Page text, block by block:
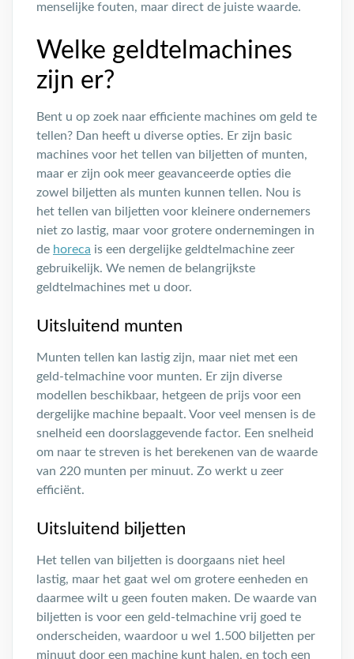
menselijke fouten, maar direct de juiste waarde.
Welke geldtelmachines
zijn er?
Bent u op zoek naar efficiente machines om geld te
tellen? Dan heeft u diverse opties. Er zijn basic
machines voor het tellen van biljetten of munten,
maar er zijn ook meer geavanceerde opties die
zowel biljetten als munten kunnen tellen. Nou is
het tellen van biljetten voor kleinere ondernemers
niet zo lastig, maar voor grotere ondernemingen in
de horeca is een dergelijke geldtelmachine zeer
gebruikelijk. We nemen de belangrijkste
geldtelmachines met u door.
Uitsluitend munten
Munten tellen kan lastig zijn, maar niet met een
geld-telmachine voor munten. Er zijn diverse
modellen beschikbaar, hetgeen de prijs voor een
dergelijke machine bepaalt. Voor veel mensen is de
snelheid een doorslaggevende factor. Een snelheid
om naar te streven is het berekenen van de waarde
van 220 munten per minuut. Zo werkt u zeer
efficiënt.
Uitsluitend biljetten
Het tellen van biljetten is doorgaans niet heel
lastig, maar het gaat wel om grotere eenheden en
daarmee wilt u geen fouten maken. De waarde van
biljetten is voor een geld-telmachine vrij goed te
onderscheiden, waardoor u wel 1.500 biljetten per
minuut door een machine kunt halen, en toch een